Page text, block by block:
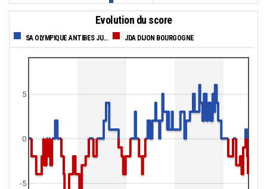
Evolution du score
SA OLYMPIQUE ANTIBES JUAN LES PINS COTE D'AZUR JDA DIJON BOURGOGNE
0
5
-5